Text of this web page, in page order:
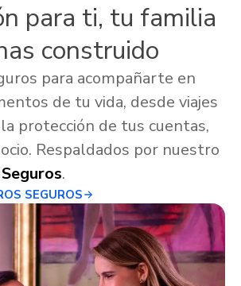
para ti, tu familia
construido
para acompañarte en
de tu vida, desde viajes
protección de tus cuentas,
Respaldados por nuestro
.
SEGUROS